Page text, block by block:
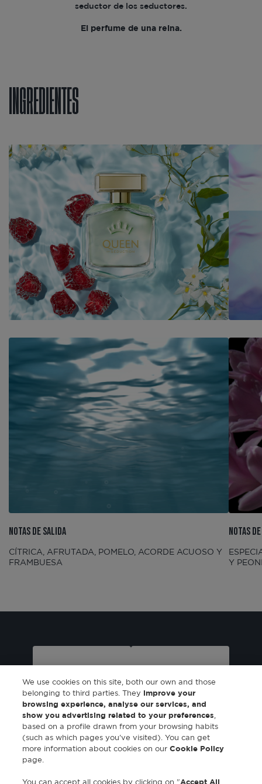
seductor de los seductores.
El perfume de una reina.
INGREDIENTES
NOTAS DE SALIDA
CÍTRICA, AFRUTADA, POMELO, ACORDE ACUOSO Y
FRAMBUESA
NOTAS
Y
Eau de toilette
spray 50ml
Eau de toilette
spray 80ml
We use cookies on this site, both our own and those
belonging to third parties. They
improve your
browsing experience, analyse our services, and
show you advertising related to your preferences,
based on a profile drawn from your browsing habits
(such as which pages you've visited). You can get
more information about cookies on ourCookie Policy
page.